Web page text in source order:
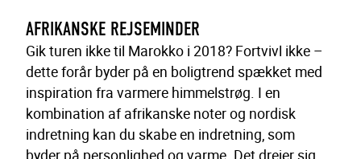
AFRIKANSKE REJSEMINDER
Gik turen ikke til Marokko i 2018? Fortvivl ikke –
dette forår byder på en boligtrend spækket med
inspiration fra varmere himmelstrøg. I en
kombination af afrikanske noter og nordisk
indretning kan du skabe en indretning, som
byder på personlighed og varme. Det drejer sig